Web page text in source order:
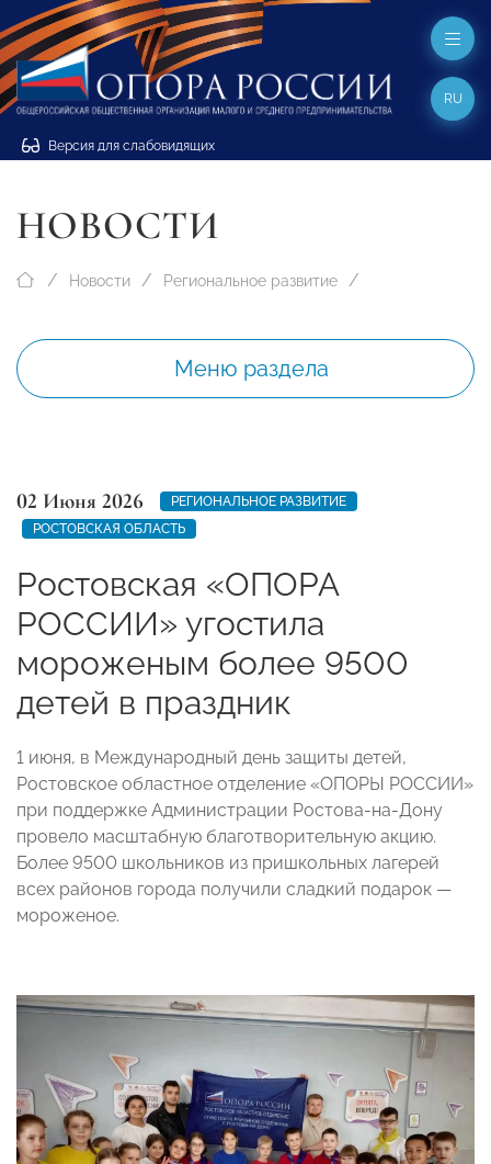
Версия для слабовидящих
RU
НОВОСТИ
Новости Региональное развитие
Меню раздела
02 Июня 2026
РЕГИОНАЛЬНОЕ РАЗВИТИЕ
РОСТОВСКАЯ ОБЛАСТЬ
Ростовская «ОПОРА
РОССИИ» угостила
мороженым более 9500
детей в праздник
1 июня, в Международный день защиты детей,
Ростовское областное отделение «ОПОРЫ РОССИИ»
при поддержке Администрации Ростова-на-Дону
провело масштабную благотворительную акцию.
Более 9500 школьников из пришкольных лагерей
всех районов города получили сладкий подарок —
мороженое.